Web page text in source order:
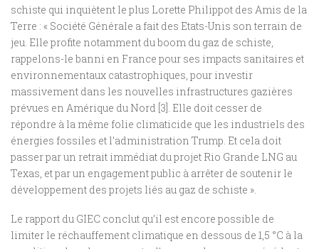
schiste qui inquiètent le plus Lorette Philippot des Amis de la
Terre : « Société Générale a fait des Etats-Unis son terrain de
jeu. Elle profite notamment du boom du gaz de schiste,
rappelons-le banni en France pour ses impacts sanitaires et
environnementaux catastrophiques, pour investir
massivement dans les nouvelles infrastructures gazières
prévues en Amérique du Nord [3]. Elle doit cesser de
répondre à la même folie climaticide que les industriels des
énergies fossiles et l’administration Trump. Et cela doit
passer par un retrait immédiat du projet Rio Grande LNG au
Texas, et par un engagement public à arrêter de soutenir le
développement des projets liés au gaz de schiste ».
Le rapport du GIEC conclut qu’il est encore possible de
limiter le réchauffement climatique en dessous de 1,5 °C à la